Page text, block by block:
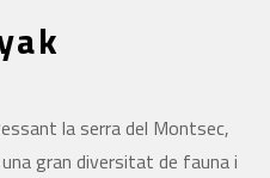
la serra del Montsec,
gran diversitat de fauna i